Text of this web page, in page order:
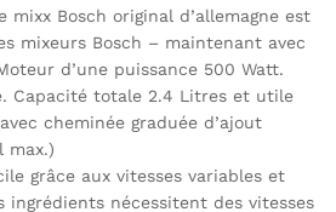
mixx Bosch original d’allemagne est
mixeurs Bosch – maintenant avec
d’une puissance 500 Watt.
Capacité totale 2.4 Litres et utile
cheminée graduée d’ajout
max.)
grâce aux vitesses variables et
ingrédients nécessitent des vitesses